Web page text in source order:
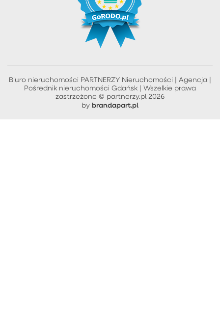
Biuro nieruchomości PARTNERZY Nieruchomości | Agencja |
Pośrednik nieruchomości Gdańsk | Wszelkie prawa
zastrzeżone © partnerzy.pl 2026
by brandapart.pl